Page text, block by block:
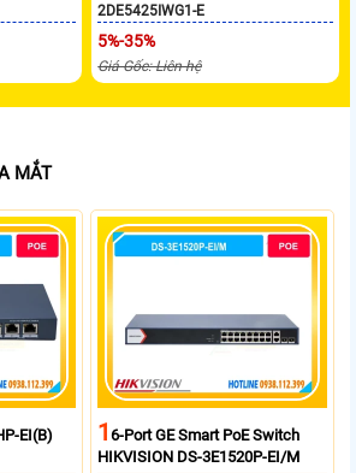
2DE5425IWG1-E
5%-35%
Giá Gốc: Liên hệ
MẮT
EI(B) 16-Port GE Smart PoE Switch
HIKVISION DS-3E1520P-EI/M